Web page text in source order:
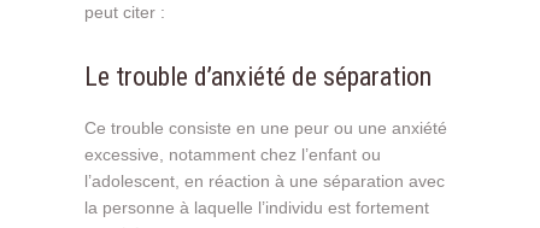
peut citer :
Le trouble d’anxiété de séparation
Ce trouble consiste en une peur ou une anxiété
excessive, notamment chez l’enfant ou
l’adolescent, en réaction à une séparation avec
la personne à laquelle l’individu est fortement